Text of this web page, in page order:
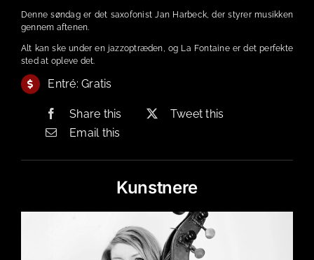
Denne søndag er det saxofonist Jan Harbeck, der styrer musikken
gennem aftenen.
Alt kan ske under en jazzoptræden, og La Fontaine er det perfekte
sted at opleve det.
Entré: Gratis
Share this
Tweet this
Email this
Kunstnere